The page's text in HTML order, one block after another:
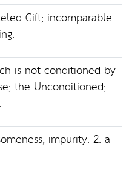
Gift; incomparable
is not conditioned by
the Unconditioned;
impurity. 2. a